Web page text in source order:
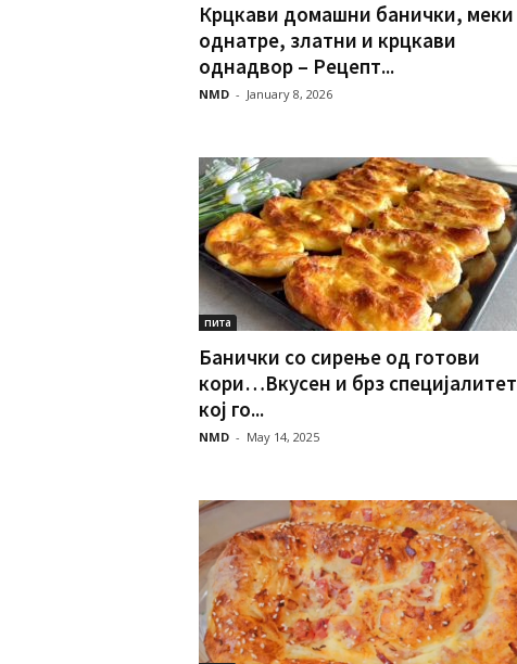
Крцкави домашни банички, меки
однатре, златни и крцкави
однадвор – Рецепт...
NMD - January 8, 2026
пита
Банички со сирење од готови
кори…Вкусен и брз специјалитет
кој го...
NMD - May 14, 2025